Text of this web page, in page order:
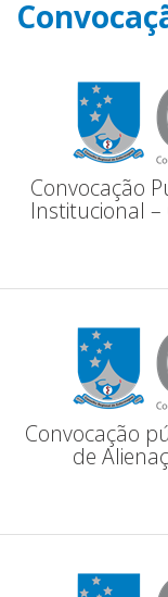
Convocação
Institucional –
Convocação
de